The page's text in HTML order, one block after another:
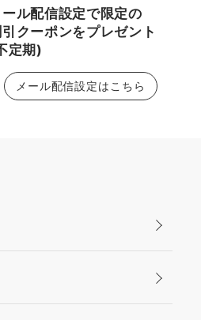
チークは赤みの強いカラ
ーを黒目の下にポンポン
とのせお粉でしっかりと
ボカしています。 ▪️リッ
プはピュアカラーリップ
思っている最愛のリップ
ク完成です✨ 大人の肌
ール配信設定で限定の
クーポンをプレゼント
定期)
メール配信設定はこちら